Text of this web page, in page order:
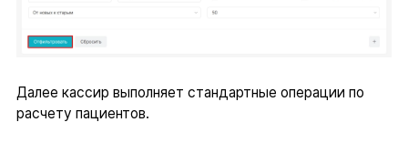
Далее кассир выполняет стандартные операции по
расчету пациентов.